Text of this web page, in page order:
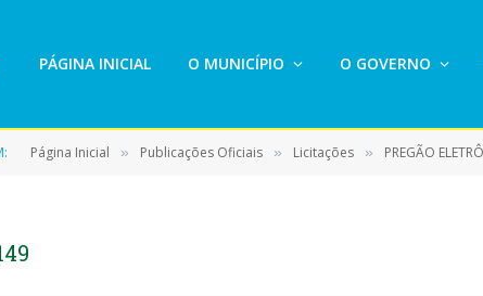
PÁGINA INICIAL O MUNICÍPIO O GOVERNO
Página Inicial » Publicações Oficiais » Licitações » PREGÃO